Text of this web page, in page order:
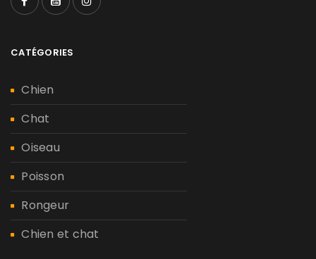
CATÉGORIES
Chien
Chat
Oiseau
Poisson
Rongeur
Chien et chat